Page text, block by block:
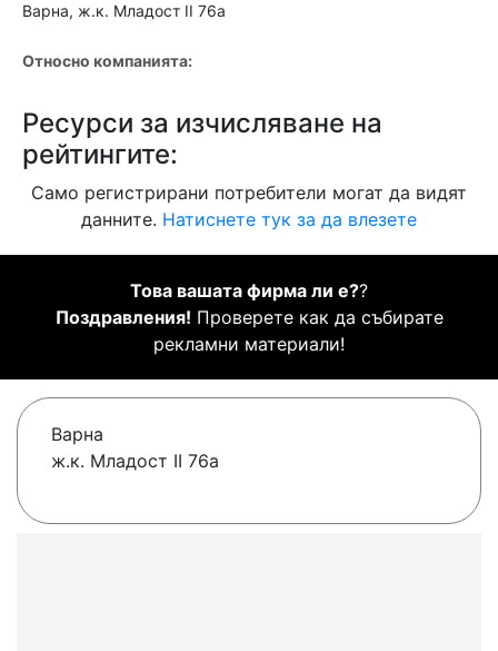
Варна, ж.к. Младост II 76a
Относно компанията:
Ресурси за изчисляване на
рейтингите:
Само регистрирани потребители могат да видят
данните. Натиснете тук за да влезете
Това вашата фирма ли е??
Поздравления! Проверете как да събирате
рекламни материали!
Варна
ж.к. Младост II 76a